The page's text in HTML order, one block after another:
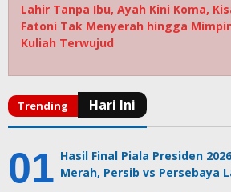
Lahir Tanpa Ibu, Ayah Kini Koma,
Fatoni Tak Menyerah hingga
Kuliah Terwujud
Hasil Final Piala Presiden
Merah, Persib vs Persebaya